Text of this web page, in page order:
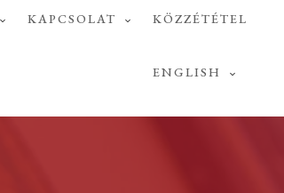
KAPCSOLAT KÖZZÉTÉTEL
ENGLISH